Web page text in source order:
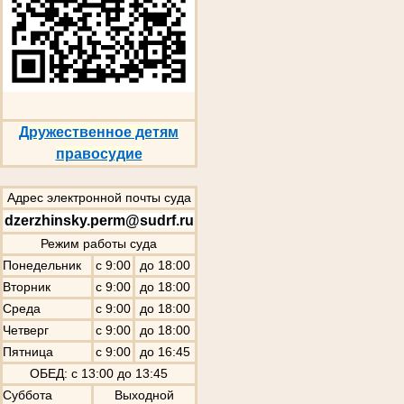
Дружественное детям
правосудие
Адрес электронной почты суда
dzerzhinsky.perm@sudrf.ru
Режим работы суда
Понедельник
с 9:00
до 18:00
Вторник
с 9:00
до 18:00
Среда
с 9:00
до 18:00
Четверг
с 9:00
до 18:00
Пятница
с 9:00
до 16:45
ОБЕД: с 13:00 до 13:45
Суббота
Выходной